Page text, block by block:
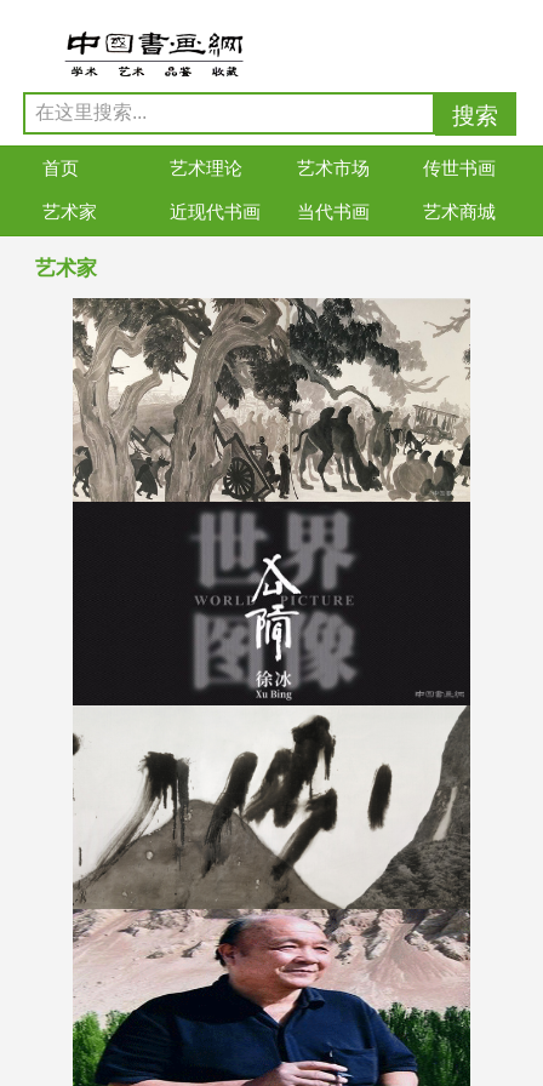
首页 艺术理论 艺术市场 传世书画
艺术家 近现代书画 当代书画 艺术商城
艺术家